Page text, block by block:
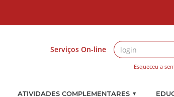
Serviços On-line
Esqueceu a
ATIVIDADES COMPLEMENTARES ▼